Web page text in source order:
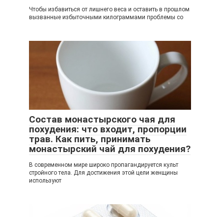
Чтобы избавиться от лишнего веса и оставить в прошлом
вызванные избыточными килограммами проблемы со
Состав монастырского чая для
похудения: что входит, пропорции
трав. Как пить, принимать
монастырский чай для похудения?
В современном мире широко пропагандируется культ
стройного тела. Для достижения этой цели женщины
используют